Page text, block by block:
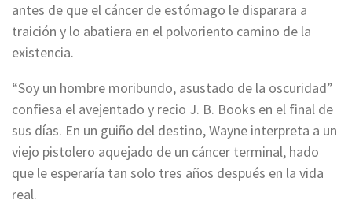
antes de que el cáncer de estómago le disparara a
traición y lo abatiera en el polvoriento camino de la
existencia.
“Soy un hombre moribundo, asustado de la oscuridad”
confiesa el avejentado y recio J. B. Books en el final de
sus días. En un guiño del destino, Wayne interpreta a un
viejo pistolero aquejado de un cáncer terminal, hado
que le esperaría tan solo tres años después en la vida
real.